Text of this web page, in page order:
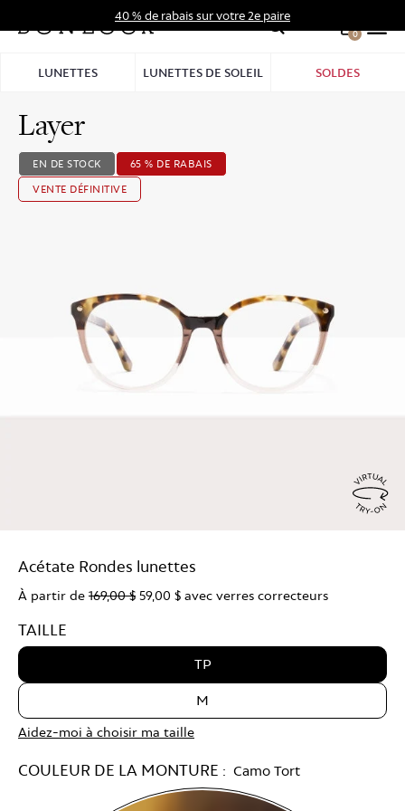
au
40 % de rabais sur votre 2e paire
0
LUNETTES LUNETTES DE SOLEIL SOLDES
Layer
EN DE STOCK
65 % DE RABAIS
VENTE DÉFINITIVE
Acétate Rondes lunettes
À partir de 169,00 $ 59,00 $ avec verres correcteurs
TAILLE
TP
M
Aidez-moi à choisir ma taille
COULEUR DE LA MONTURE : Camo Tort